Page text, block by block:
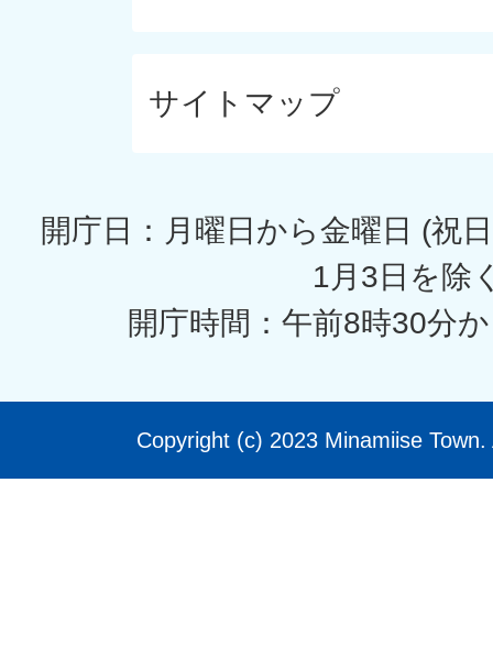
サイトマップ
開庁日：月曜日から金曜日 (祝
1月3日を除
開庁時間：午前8時30分
Copyright (c) 2023 Minamiise